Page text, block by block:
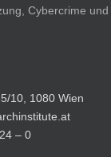
Cybercrime und
10, 1080 Wien
– 0